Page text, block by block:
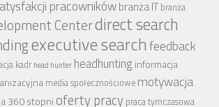
pracownikówbranża IT branża
Centerdirect search
executive searchfeedback
kadr head hunter headhunting informacja
media społecznościowe motywacja
360 stopni oferty pracy praca tymczasowa